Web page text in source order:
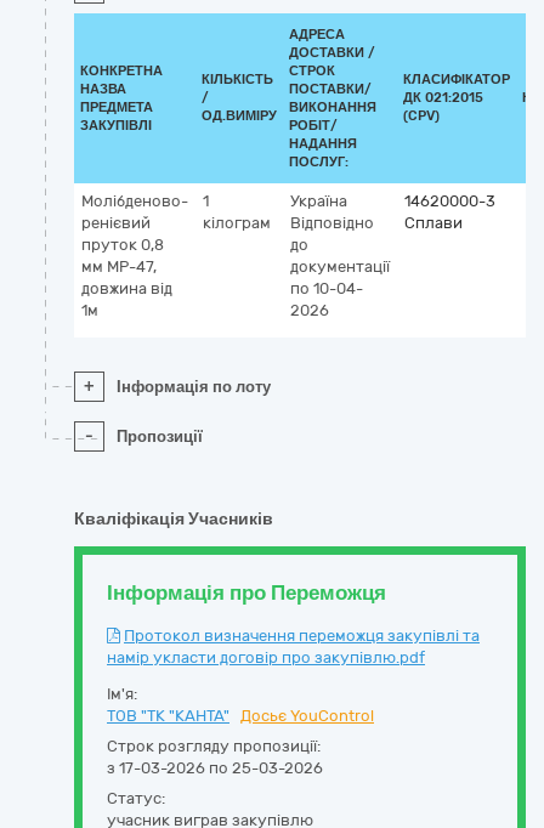
КОНКРЕТНА
НАЗВА
ПРЕДМЕТА
ЗАКУПІВЛІ
КІЛЬКІСТЬ
/
ОД.ВИМІРУ
АДРЕСА
ДОСТАВКИ /
СТРОК
ПОСТАВКИ/
ВИКОНАННЯ
РОБІТ/
НАДАННЯ
ПОСЛУГ:
КЛАСИФІКАТОР
ДК 021:2015
(CPV)
Молібденово-
ренієвий
пруток 0,8
мм МР-47,
довжина від
1м
1
кілограм
Україна
Відповідно
до
документації
по 10-04-
2026
14620000-3
Сплави
+ Інформація по лоту
- Пропозиції
Кваліфікація Учасників
Інформація про Переможця
Протокол визначення переможця закупівлі та
намір укласти договір про закупівлю.pdf
Ім'я:
ТОВ "ТК "КАНТА"
Досьє YouControl
Строк розгляду пропозиції:
з 17-03-2026 по 25-03-2026
Статус:
учасник виграв закупівлю